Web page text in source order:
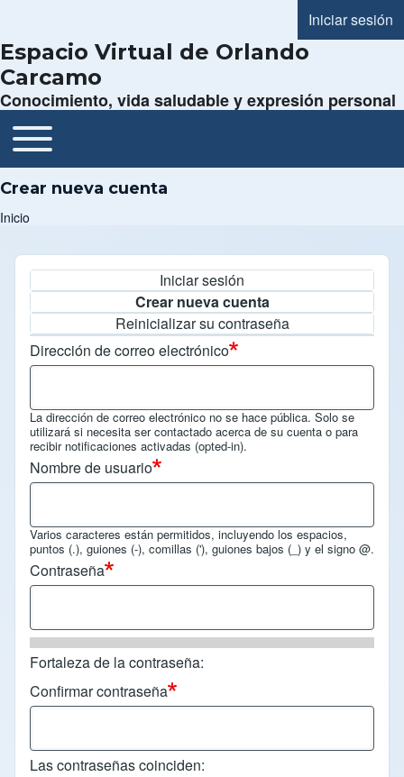
Menú de
Iniciar sesión
Espacio Virtual de Orlando
Carcamo
Conocimiento, vida saludable y expresión personal
Navegación principal
Toggle main menu
Crear nueva cuenta
Inicio
Solapas principales
Iniciar sesión
Crear nueva cuenta
Reinicializar su contraseña
Dirección de correo electrónico
La dirección de correo electrónico no se hace pública. Solo se
utilizará si necesita ser contactado acerca de su cuenta o para
recibir notificaciones activadas (opted-in).
Nombre de usuario
Varios caracteres están permitidos, incluyendo los espacios,
puntos (.), guiones (-), comillas ('), guiones bajos (_) y el signo @.
Contraseña
Fortaleza de la contraseña:
Confirmar contraseña
Las contraseñas coinciden: